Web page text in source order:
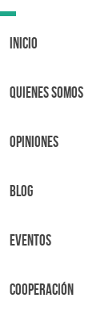
Toggle
Inicio
Quienes Somos
OPINIONES
BLOG
Eventos
Cooperación